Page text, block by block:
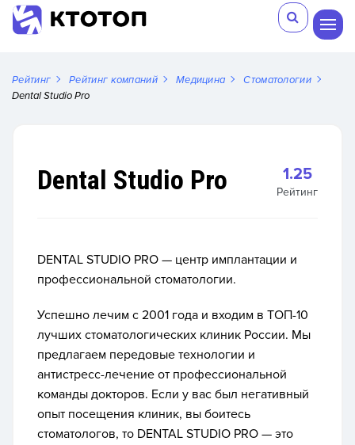
Рейтинг Рейтинг компаний Медицина
Стоматологии
Dental Studio Pro
Dental Studio Pro 1.25
Рейтинг
DENTAL STUDIO PRO — центр имплантации и
профессиональной стоматологии.
Успешно лечим с 2001 года и входим в ТОП-10
лучших стоматологических клиник России. Мы
предлагаем передовые технологии и
антистресс-лечение от профессиональной
команды докторов. Если у вас был негативный
опыт посещения клиник, вы боитесь
стоматологов, то DENTAL STUDIO PRO — это